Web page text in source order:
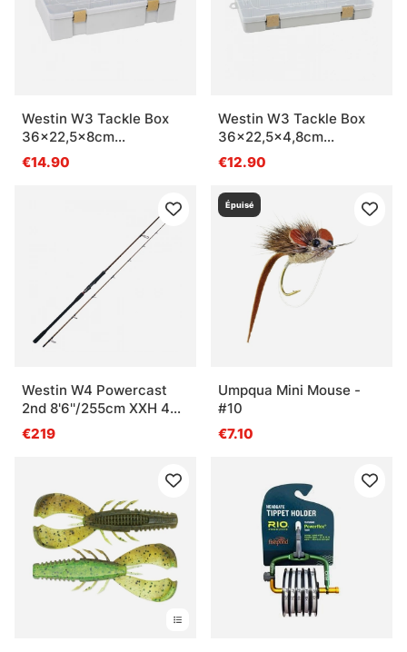
Westin W3 Tackle Box
36x22,5x8cm
Grey/Clear
€14.90
Westin W3 Tackle Box
36x22,5x4,8cm
Grey/Clear
€12.90
Westin W4 Powercast
2nd 8'6''/255cm XXH 40-
130g 2sec
€219
Épuisé
Umpqua Mini Mouse -
#10
€7.10